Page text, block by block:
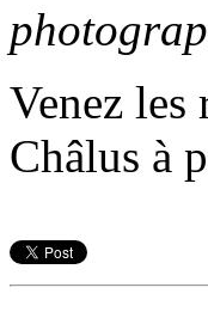
Venez
Châlus à